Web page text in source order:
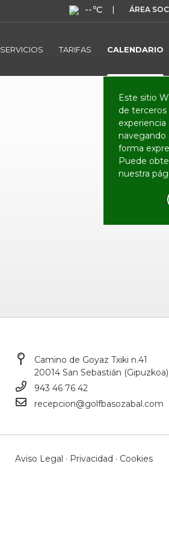
--ºC ÁREA
SERVICIOS TARIFAS CALENDARIO
Este sitio
de terceros
navegando
forma
Puede
nuestra
Camino de Goyaz Txiki n.41
20014 San Sebastián (Gipuzkoa)
943 46 76 42
recepcion@golfbasozabal.com
Aviso Legal · Privacidad · Cookies